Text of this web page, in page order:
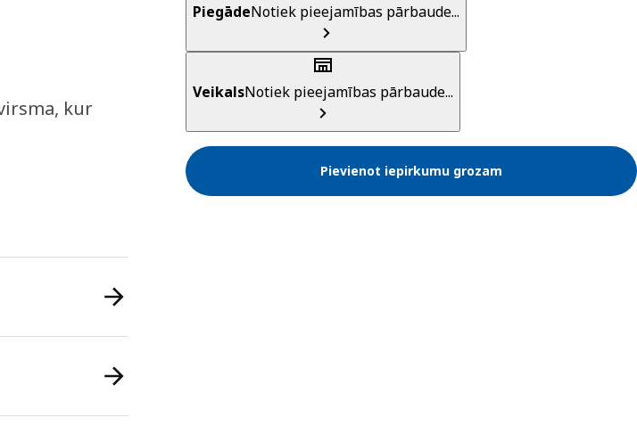
PiegādeNotiek pieejamības pārbaude...
VeikalsNotiek pieejamības pārbaude...
Pievienot iepirkumu grozam
kur